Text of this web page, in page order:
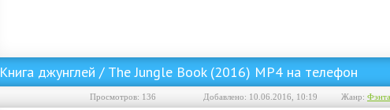
Книга джунглей / The Jungle Book (2016) MP4 на телефон
Просмотров: 136 Жанр:
Добавленo: 10.06.2016, 10:19